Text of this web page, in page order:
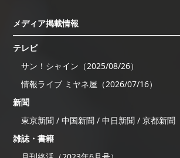
メディア掲載情報
テレビ
サン！シャイン（2025/08/26）
情報ライブ ミヤネ屋（2026/07/16）
新聞
東京新聞 / 中国新聞 / 中日新聞 / 京都新聞
雑誌・書籍